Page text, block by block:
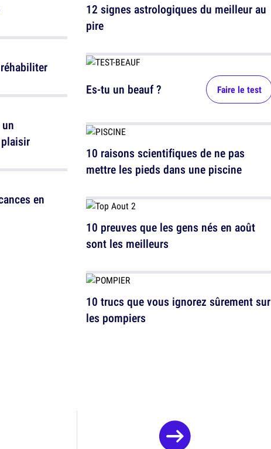
en
12 signes astrologiques du meilleur au
pire
Es-tu un beauf ? Faire le test
10 raisons scientifiques de ne pas
mettre les pieds dans une piscine
10 preuves que les gens nés en août
sont les meilleurs
10 trucs que vous ignorez sûrement sur
les pompiers